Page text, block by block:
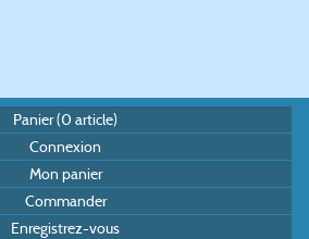
Panier (0 article)
Connexion
Mon panier
Commander
Enregistrez-vous